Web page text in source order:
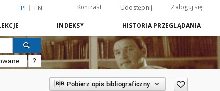
PL EN Kontrast Udostępnij Zaloguj się
INDEKSY HISTORIA PRZEGLĄDANIA
?
Pobierz opis bibliograficzny